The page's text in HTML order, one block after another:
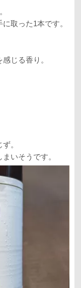
取った1本です。
じる香り。
。
いそうです。